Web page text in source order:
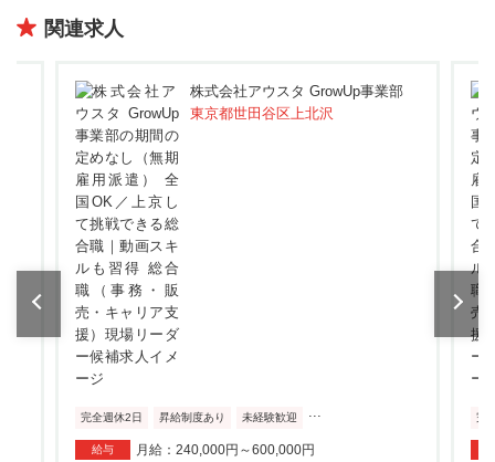
関連求人
株式会社アウスタ GrowUp事業部
東京都世田谷区上北沢
完全週休2日 昇給制度あり 未経験歓迎
給与 月給：240,000円～600,000円
完